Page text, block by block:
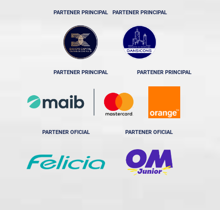
PARTENER PRINCIPAL PARTENER PRINCIPAL
PARTENER PRINCIPAL PARTENER PRINCIPAL
PARTENER OFICIAL PARTENER OFICIAL